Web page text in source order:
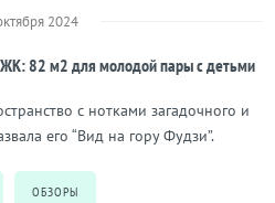
2024
82 м2 для молодой пары с детьми
с нотками загадочного и
его “Вид на гору Фудзи”.
ОБЗОРЫ